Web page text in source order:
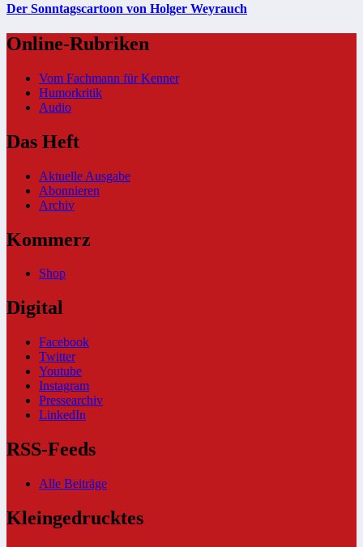
Der Sonntagscartoon von Holger Weyrauch
Online-Rubriken
Vom Fachmann für Kenner
Humorkritik
Audio
Das Heft
Aktuelle Ausgabe
Abonnieren
Archiv
Kommerz
Shop
Digital
Facebook
Twitter
Youtube
Instagram
Pressearchiv
LinkedIn
RSS-Feeds
Alle Beiträge
Kleingedrucktes